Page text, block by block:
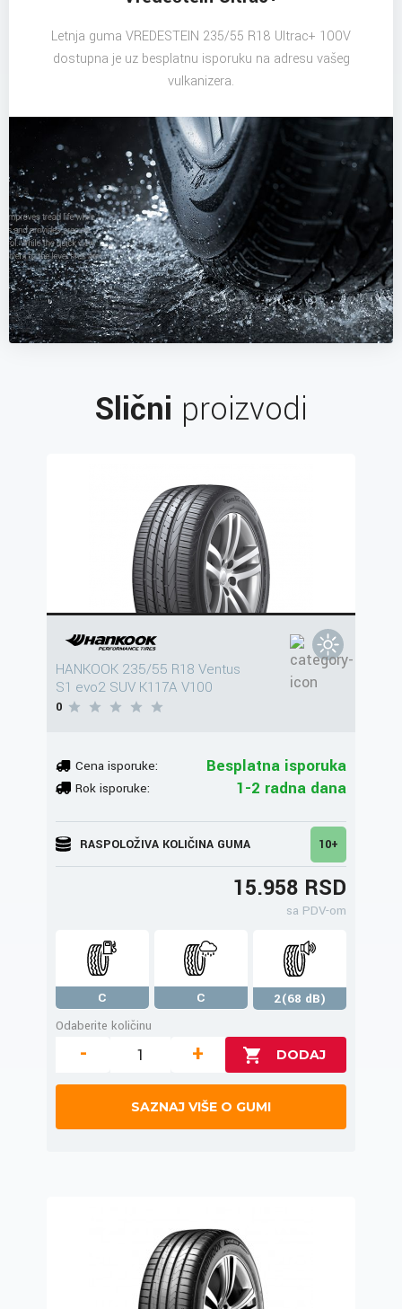
Letnja guma VREDESTEIN 235/55 R18 Ultrac+ 100V
dostupna je uz besplatnu isporuku na adresu vašeg
vulkanizera.
Slični proizvodi
HANKOOK 235/55 R18 Ventus
S1 evo2 SUV K117A V100
0
Cena isporuke: Besplatna isporuka
Rok isporuke: 1-2 radna dana
RASPOLOŽIVA KOLIČINA GUMA 10+
15.958 RSD
sa PDV-om
C C
2(68 dB)
Odaberite količinu
- +
SAZNAJ VIŠE O GUMI